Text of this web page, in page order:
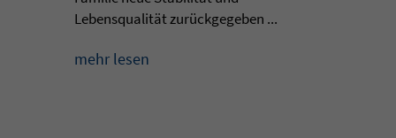
Lebensqualität zurückgegeben ...
mehr lesen